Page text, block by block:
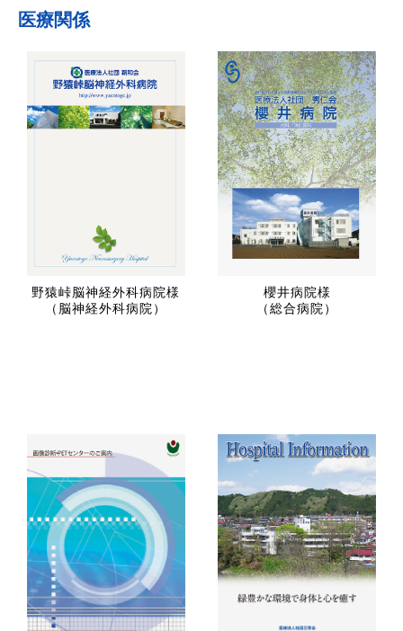
医療関係
野猿峠脳神経外科病院様
（脳神経外科病院）
櫻井病院様
（総合病院）